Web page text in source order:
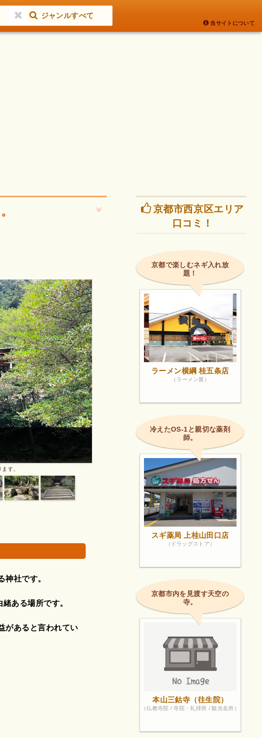
ジャンルすべて
当サイトについて
す。
松尾大社の摂社です。
画像は著作権
社です。
ある場所です。
があると言われてい
京都市西京区エリア
口コミ！
京都で楽しむネギ入れ放
題！
ラーメン横綱 桂五条店
（ラーメン屋）
冷えたOS-1と親切な薬剤
師。
スギ薬局 上桂山田口店
（ドラッグストア）
京都市内を見渡す天空の
寺。
本山三鈷寺（往生院）
（仏教寺院 / 寺院・礼拝所 / 観光名所）